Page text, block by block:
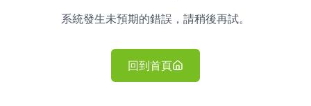
系統發生未預期的錯誤，請稍後再試。
回到首頁